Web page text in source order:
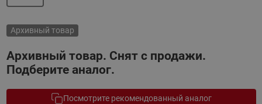
Архивный товар
Архивный товар. Снят с продажи.
Подберите аналог.
Посмотрите рекомендованный аналог